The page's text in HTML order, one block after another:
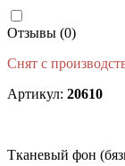
Отзывы (0)
Снят с
Артикул: 20610
Тканевый фон